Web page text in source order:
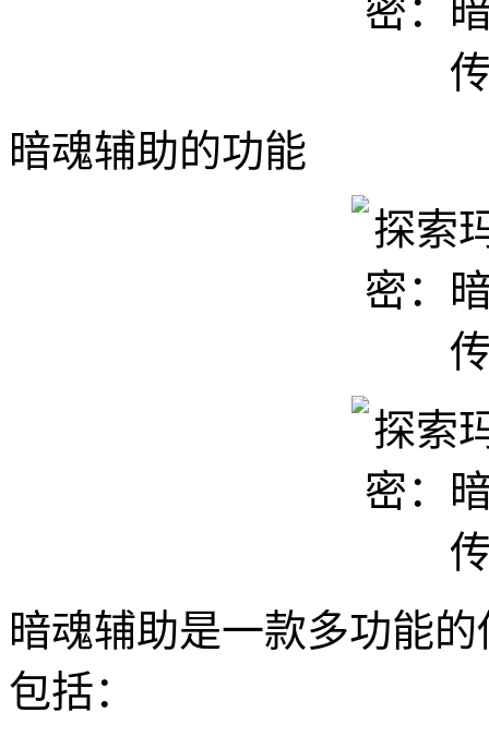
暗魂辅助的功能
暗魂辅助是一款多功能
包括：